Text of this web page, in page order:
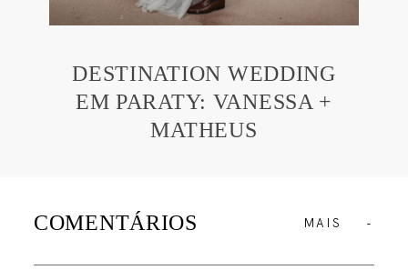
DESTINATION WEDDING
EM PARATY: VANESSA +
MATHEUS
COMENTÁRIOS MAIS